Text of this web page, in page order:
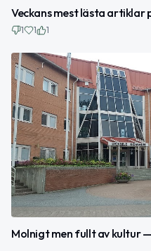
Veckans mest lästa artiklar
1 1 1
Molnigt men fullt av kultur